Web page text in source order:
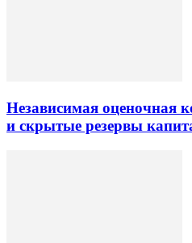
Независимая
и скрытые резервы